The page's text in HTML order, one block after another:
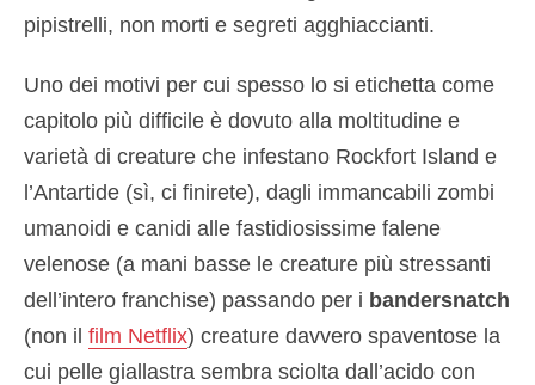
pipistrelli, non morti e segreti agghiaccianti.
Uno dei motivi per cui spesso lo si etichetta come
capitolo più difficile è dovuto alla moltitudine e
varietà di creature che infestano Rockfort Island e
l’Antartide (sì, ci finirete), dagli immancabili zombi
umanoidi e canidi alle fastidiosissime falene
velenose (a mani basse le creature più stressanti
dell’intero franchise) passando per i bandersnatch
(non il film Netflix) creature davvero spaventose la
cui pelle giallastra sembra sciolta dall’acido con